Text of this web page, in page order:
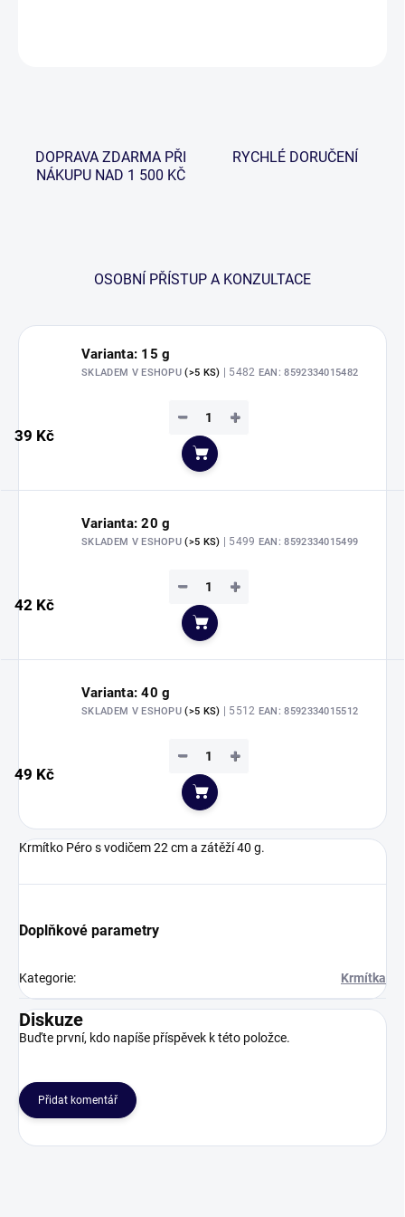
DOPRAVA ZDARMA PŘI
NÁKUPU NAD 1 500 KČ
RYCHLÉ DORUČENÍ
OSOBNÍ PŘÍSTUP A KONZULTACE
Varianta: 15 g
SKLADEM V ESHOPU(>5 KS) | 5482 EAN: 8592334015482
39 Kč
+
−
Do košíku
Varianta: 20 g
SKLADEM V ESHOPU(>5 KS) | 5499 EAN: 8592334015499
42 Kč
+
−
Do košíku
Varianta: 40 g
SKLADEM V ESHOPU(>5 KS) | 5512 EAN: 8592334015512
49 Kč
+
−
Do košíku
Krmítko Péro s vodičem 22 cm a zátěží 40 g.
Doplňkové parametry
Kategorie: Krmítka
Diskuze
Buďte první, kdo napíše příspěvek k této položce.
Přidat komentář